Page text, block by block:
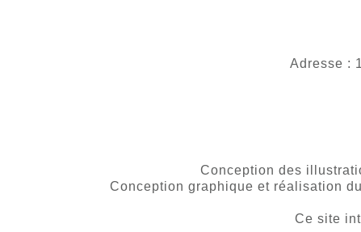
Adresse :
Conception des
Conception graphique et réalisation
Ce site